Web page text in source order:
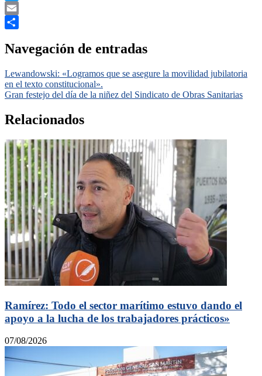
Twitter
Email
Navegación de entradas
Lewandowski: «Logramos que se asegure la movilidad jubilatoria
en el texto constitucional».
Gran festejo del día de la niñez del Sindicato de Obras Sanitarias
Relacionados
Ramírez: Todo el sector marítimo estuvo dando el
apoyo a la lucha de los trabajadores prácticos»
07/08/2026